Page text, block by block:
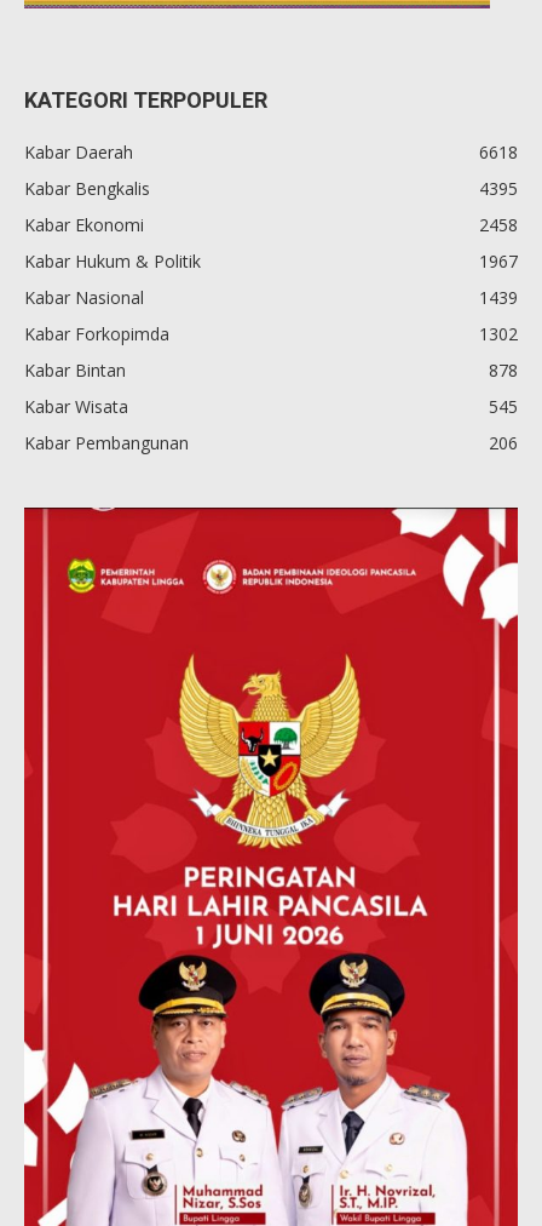
KATEGORI TERPOPULER
Kabar Daerah
6618
Kabar Bengkalis
4395
Kabar Ekonomi
2458
Kabar Hukum & Politik
1967
Kabar Nasional
1439
Kabar Forkopimda
1302
Kabar Bintan
878
Kabar Wisata
545
Kabar Pembangunan
206